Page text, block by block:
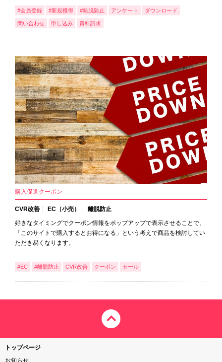
#会員登録 #新規獲得 #離脱防止 アンケート ダウンロード
問い合わせ 申し込み 資料請求
購入促進クーポン
CVR改善 EC（小売）
離脱防止
好きなタイミングでクーポン情報をポップアップで表示させることで、
「このサイトで購入するとお得になる」という考えで商品を検討してい
ただき易くなります。
#EC #離脱防止 CVR改善 クーポン セール
トップページ